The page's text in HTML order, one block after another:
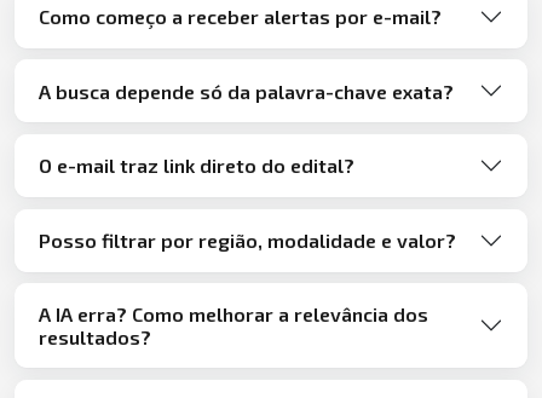
Como começo a receber alertas por e-mail?
A busca depende só da palavra-chave exata?
O e-mail traz link direto do edital?
Posso filtrar por região, modalidade e valor?
A IA erra? Como melhorar a relevância dos
resultados?